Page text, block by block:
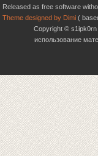
Released as free software
Theme designed by Dimi (
Copyright © s1ipk0rn
использование